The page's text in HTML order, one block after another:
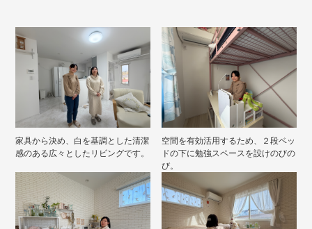
家具から決め、白を基調とした清潔
感のある広々としたリビングです。
空間を有効活用するため、２段ベッ
ドの下に勉強スペースを設けのびの
び。